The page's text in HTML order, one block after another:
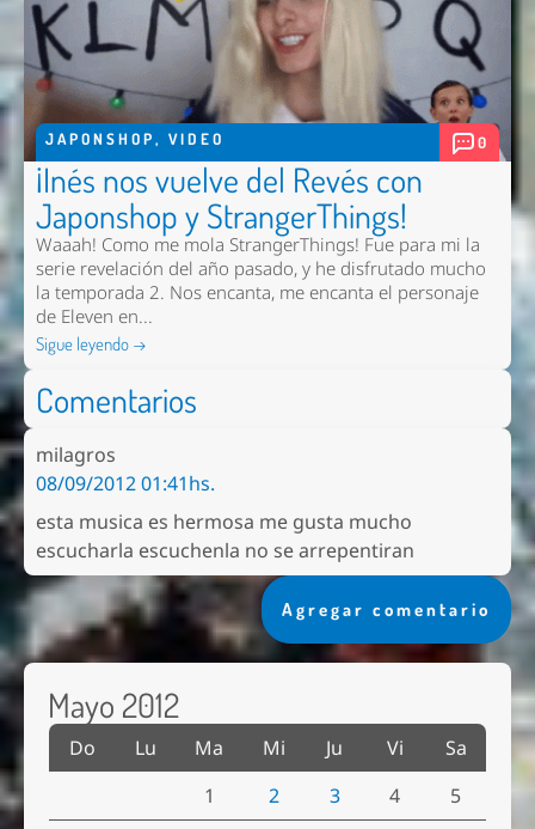
JAPONSHOP, VIDEO 0
¡Inés nos vuelve del Revés con
Japonshop y StrangerThings!
Waaah! Como me mola StrangerThings! Fue para mi la
serie revelación del año pasado, y he disfrutado mucho
la temporada 2. Nos encanta, me encanta el personaje
de Eleven en...
Sigue leyendo →
Comentarios
milagros
08/09/2012 01:41hs.
esta musica es hermosa me gusta mucho
escucharla escuchenla no se arrepentiran
Agregar comentario
Mayo 2012
Do Lu Ma Mi Ju Vi
Sa
1
2 3 4 5